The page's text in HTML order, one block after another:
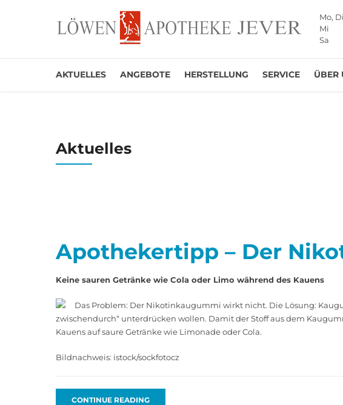
Mo,
Mi
Sa
AKTUELLES ANGEBOTE HERSTELLUNG SERVICE ÜBER
Aktuelles
Apothekertipp – Der
Keine sauren Getränke wie Cola oder Limo während des Kauens
Das Problem: Der Nikotinkaugummi wirkt nicht. Die Lösung:
zwischendurch“ unterdrücken wollen. Damit der Stoff aus dem
Kauens auf saure ­­Getränke wie Limonade oder Cola.
Bildnachweis: istock/sockfotocz
CONTINUE READING